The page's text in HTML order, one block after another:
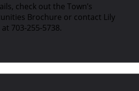
check out the Town’s
Brochure or contact Lily
703-255-5738.